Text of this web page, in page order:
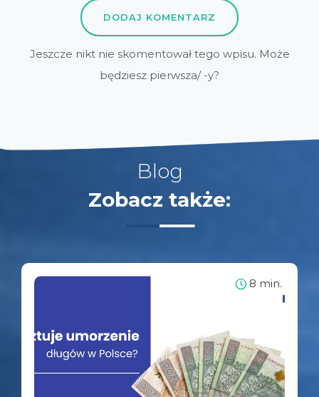
DODAJ KOMENTARZ
Jeszcze nikt nie skomentował tego wpisu. Może
będziesz pierwsza/ -y?
Blog
Zobacz także:
8 min.